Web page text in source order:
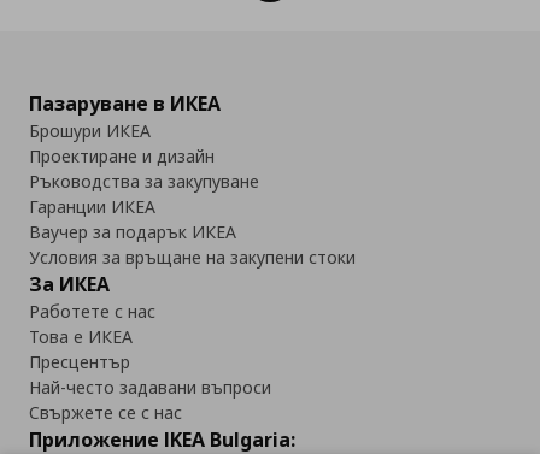
Пазаруване в ИКЕА
Брошури ИКЕА
Проектиране и дизайн
Ръководства за закупуване
Гаранции ИКЕА
Ваучер за подарък ИКЕА
Условия за връщане на закупени стоки
За ИКЕА
Работете с нас
Това е ИКЕА
Пресцентър
Най-често задавани въпроси
Свържете се с нас
Приложение IKEA Bulgaria: